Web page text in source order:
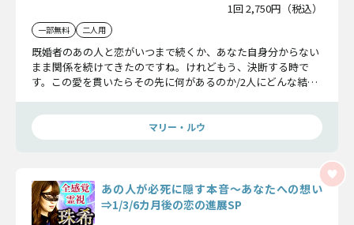
1回 2,750円（税込）
一部無料 二人用
既婚者のあの人と恋がいつまで続くか、あなた自身分からない
まま関係を続けてきたのですね。けれどもう、決断する時で
す。この愛を貫いたらその先に何があるのか/2人にどんな結末
マリー・ルウ
あの人が必死に隠す本音〜あなたへの想い
⇒1/3/6カ月後の恋の進展SP